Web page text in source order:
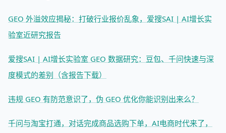
GEO 外溢效应揭秘：打破行业报价乱象，爱搜SAI | AI增长实
验室近研究报告
爱搜SAI | AI增长实验室 GEO 数据研究：豆包、千问快速与深
度模式的差别（含报告下载）
违规 GEO 有防范意识了，伪 GEO 优化你能识别出来么？
千问与淘宝打通，对话完成商品选购下单，AI电商时代来了，